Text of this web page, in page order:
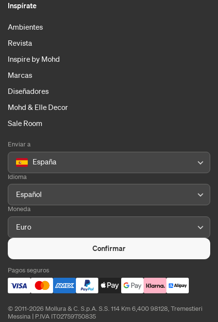
Inspírate
Ambientes
Revista
Inspire by Mohd
Marcas
Diseñadores
Mohd & Elle Decor
Sale Room
Enviar a
España
Idioma
Español
Moneda
Euro
Confirmar
Pagos seguros
© 2011-2026 Mollura & C. S.p.A. S.S. 114 Km 6,400 98128, Tremestieri
Messina | P.IVA IT02759750835